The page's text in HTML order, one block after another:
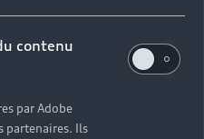
contenu
par Adobe
partenaires. Ils